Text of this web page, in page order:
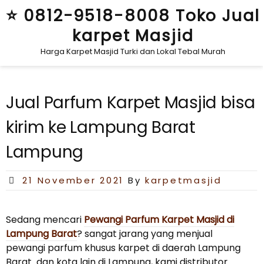
Skip
to⭐ 0812-9518-8008 Toko Jual
karpet Masjid
Harga Karpet Masjid Turki dan Lokal Tebal Murah
Jual Parfum Karpet Masjid bisa
kirim ke Lampung Barat
Lampung
Posted
21 November 2021 Bykarpetmasjid
Sedang mencari Pewangi Parfum Karpet Masjid di
Lampung Barat? sangat jarang yang menjual
pewangi parfum khusus karpet di daerah Lampung